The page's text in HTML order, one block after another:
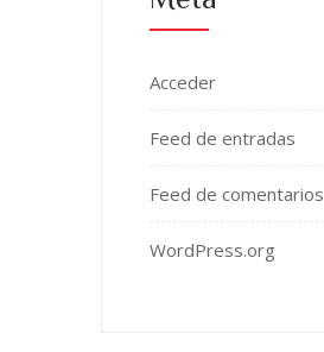
Acceder
Feed de entradas
Feed de comentarios
WordPress.org